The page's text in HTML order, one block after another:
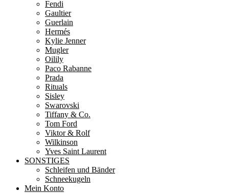
Fendi
Gaultier
Guerlain
Hermés
Kylie Jenner
Mugler
Oilily
Paco Rabanne
Prada
Rituals
Sisley
Swarovski
Tiffany & Co.
Tom Ford
Viktor & Rolf
Wilkinson
Yves Saint Laurent
SONSTIGES
Schleifen und Bänder
Schneekugeln
Mein Konto